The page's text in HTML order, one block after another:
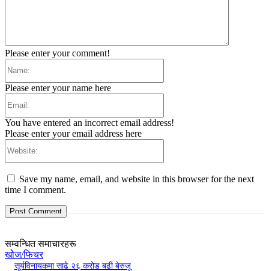
Please enter your comment!
Please enter your name here
You have entered an incorrect email address!
Please enter your email address here
Save my name, email, and website in this browser for the next
time I comment.
सम्वन्धित समाचारहरू
खोेज/फिचर
सूर्यविनायकमा साढे २६ करोड बढी बेरुजू